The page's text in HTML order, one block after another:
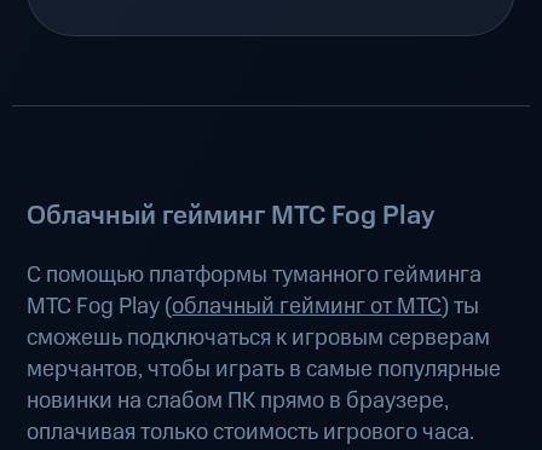
Облачный гейминг МТС Fog Play
С помощью платформы туманного гейминга
МТС Fog Play (облачный гейминг от МТС) ты
сможешь подключаться к игровым серверам
мерчантов, чтобы играть в самые популярные
новинки на слабом ПК прямо в браузере,
оплачивая только стоимость игрового часа.